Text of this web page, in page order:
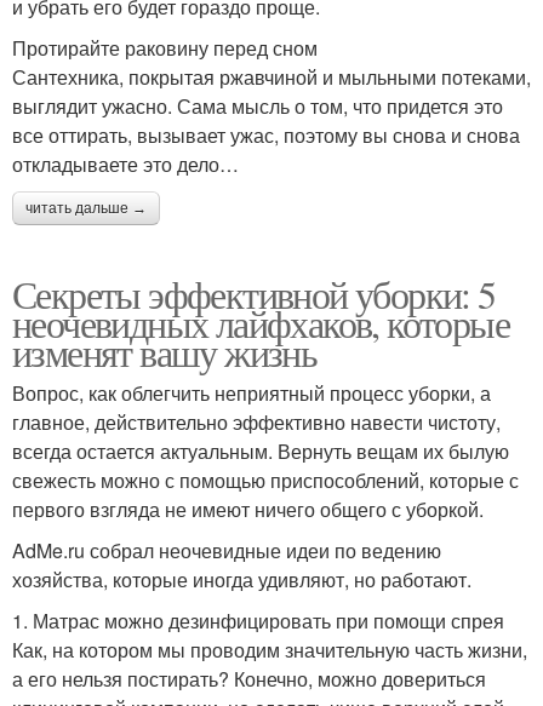
и убрать его будет гораздо проще.
Протирайте раковину перед сном
Сантехника, покрытая ржавчиной и мыльными потеками,
выглядит ужасно. Сама мысль о том, что придется это
все оттирать, вызывает ужас, поэтому вы снова и снова
откладываете это дело…
читать дальше →
Секреты эффективной уборки: 5
неочевидных лайфхаков, которые
изменят вашу жизнь
Вопрос, как облегчить неприятный процесс уборки, а
главное, действительно эффективно навести чистоту,
всегда остается актуальным. Вернуть вещам их былую
свежесть можно с помощью приспособлений, которые с
первого взгляда не имеют ничего общего с уборкой.
AdMe.ru собрал неочевидные идеи по ведению
хозяйства, которые иногда удивляют, но работают.
1. Матрас можно дезинфицировать при помощи спрея
Как, на котором мы проводим значительную часть жизни,
а его нельзя постирать? Конечно, можно довериться